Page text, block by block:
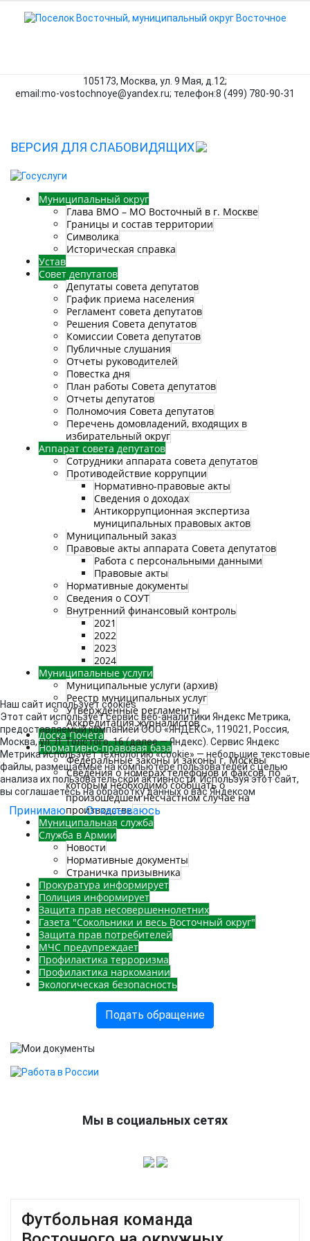
105173, Москва, ул. 9 Мая, д.12;
email:mo‑vostochnoye@yandex.ru; телефон:8 (499) 780‑90‑31
ВЕРСИЯ ДЛЯ СЛАБОВИДЯЩИХ
Муниципальный округ
Глава ВМО – МО Восточный в г. Москве
Границы и состав территории
Символика
Историческая справка
Устав
Совет депутатов
Депутаты совета депутатов
График приема населения
Регламент совета депутатов
Решения Совета депутатов
Комиссии Совета депутатов
Публичные слушания
Отчеты руководителей
Повестка дня
План работы Совета депутатов
Отчеты депутатов
Полномочия Совета депутатов
Перечень домовладений, входящих в
избирательный округ
Аппарат совета депутатов
Сотрудники аппарата совета депутатов
Противодействие коррупции
Нормативно-правовые акты
Сведения о доходах
Антикоррупционная экспертиза
муниципальных правовых актов
Муниципальный заказ
Правовые акты аппарата Совета депутатов
Работа с персональными данными
Правовые акты
Нормативные документы
Сведения о СОУТ
Внутренний финансовый контроль
2021
2022
2023
2024
Муниципальные услуги
Муниципальные услуги (архив)
Реестр муниципальных услуг
Утвержденные регламенты
Аккредитация журналистов
Доска Почёта
Нормативно-правовая база
Федеральные законы и законы г. Москвы
Сведения о номерах телефонов и факсов, по
которым необходимо сообщать о
произошедшем несчастном случае на
производстве
Муниципальная служба
Служба в Армии
Новости
Нормативные документы
Страничка призывника
Прокуратура информирует
Полиция информирует
Защита прав несовершеннолетних
Газета "Сокольники и весь Восточный округ"
Защита прав потребителей
МЧС предупреждает
Профилактика терроризма
Профилактика наркомании
Экологическая безопасность
Подать обращение
Мы в социальных сетях
Футбольная команда
Наш сайт использует cookies
Этот сайт использует сервис веб-аналитики Яндекс Метрика,
предоставляемый компанией ООО «ЯНДЕКС», 119021, Россия,
Москва, ул. Л. Толстого, 16 (далее — Яндекс). Сервис Яндекс
Метрика использует технологию «cookie» — небольшие текстовые
файлы, размещаемые на компьютере пользователей с целью
анализа их пользовательской активности. Используя этот сайт,
вы соглашаетесь на обработку данных о вас Яндексом
Принимаю Отказываюсь